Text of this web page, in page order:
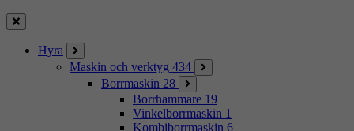
Stäng
Hyra
Maskin och verktyg 434
Borrmaskin 28
Borrhammare 19
Vinkelborrmaskin 1
Kombiborrmaskin 6